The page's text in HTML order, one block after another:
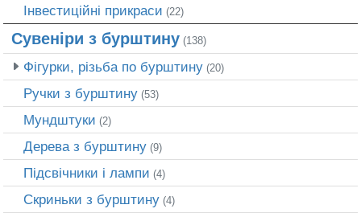
Інвестиційні прикраси (22)
Сувеніри з бурштину (138)
Фігурки, різьба по бурштину (20)
Ручки з бурштину (53)
Мундштуки (2)
Дерева з бурштину (9)
Підсвічники і лампи (4)
Скриньки з бурштину (4)